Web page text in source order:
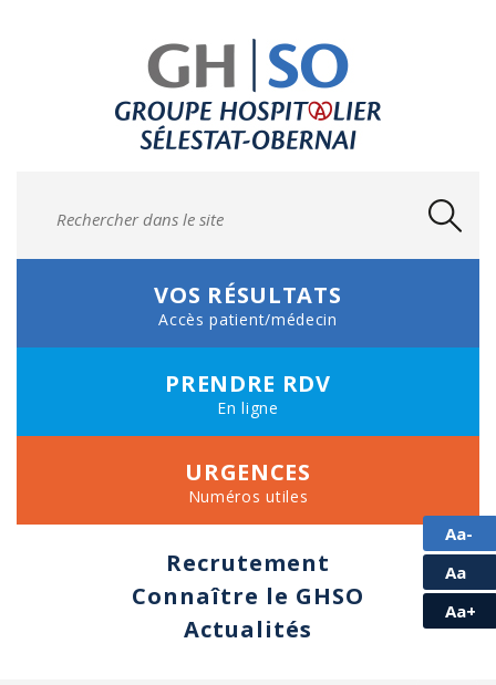
Aa-
Aa
Aa+
VOS RÉSULTATS
Accès patient/médecin
PRENDRE RDV
En ligne
URGENCES
Numéros utiles
Recrutement
Connaître le GHSO
Actualités